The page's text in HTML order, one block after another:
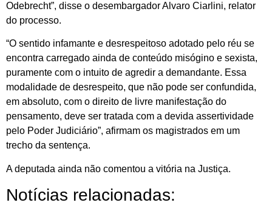
Odebrecht”, disse o desembargador Alvaro Ciarlini, relator
do processo.
“O sentido infamante e desrespeitoso adotado pelo réu se
encontra carregado ainda de conteúdo misógino e sexista,
puramente com o intuito de agredir a demandante. Essa
modalidade de desrespeito, que não pode ser confundida,
em absoluto, com o direito de livre manifestação do
pensamento, deve ser tratada com a devida assertividade
pelo Poder Judiciário”, afirmam os magistrados em um
trecho da sentença.
A deputada ainda não comentou a vitória na Justiça.
Notícias relacionadas: